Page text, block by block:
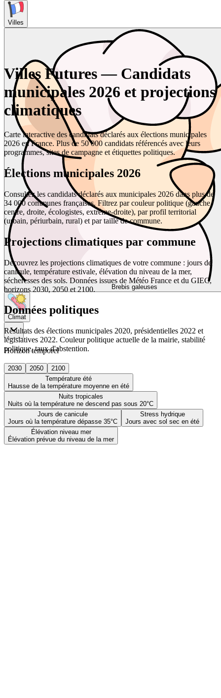
Villes
Brebis galeuses
Climat
Horizon temporel
2030 2050
2100
Température été
Hausse de la température moyenne en été
Nuits tropicales
Nuits où la température ne descend pas sous 20°C
Jours de canicule
Jours où la température dépasse 35°C
Stress hydrique
Jours avec sol sec en été
Élévation niveau mer
Élévation prévue du niveau de la mer
Villes Futures — Candidats
municipales 2026 et projections
climatiques
Carte interactive des candidats déclarés aux élections municipales
2026 en France. Plus de 50 000 candidats référencés avec leurs
programmes, sites de campagne et étiquettes politiques.
Élections municipales 2026
Consultez les candidats déclarés aux municipales 2026 dans plus de
34 000 communes françaises. Filtrez par couleur politique (gauche,
centre, droite, écologistes, extrême-droite), par profil territorial
(urbain, périurbain, rural) et par taille de commune.
Projections climatiques par commune
Découvrez les projections climatiques de votre commune : jours de
canicule, température estivale, élévation du niveau de la mer,
sécheresses des sols. Données issues de Météo France et du GIEC,
horizons 2030, 2050 et 2100.
Données politiques
Résultats des élections municipales 2020, présidentielles 2022 et
législatives 2022. Couleur politique actuelle de la mairie, stabilité
politique, taux d'abstention.